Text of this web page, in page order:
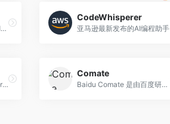
下一代命令行工具（内置AI终端命令自动补全）
CodeWhisperer
亚马逊最新发布的AI编程助手
Raccoon - Another Comprehensive CO-pilOt Navigator ｜ Raccoon是基于商汤自研大语言模型的智能助手，包含代码助手、办公助手，满足用户代码编写、数据分析、编程学习等各类需求。
Comate
Baidu Comate 是由百度研发的智能编码助手。基于文心大模型，结合百度积累多年的编程现场大数据和外部优秀开源数据，为你生成更符合实际研发场景的优质代码。提升你的编码效率，释放“十倍”软件生产力。